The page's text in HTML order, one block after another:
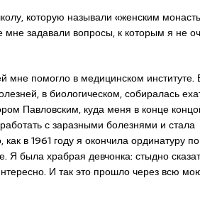
которую называли «женским
мне задавали вопросы, к которым я не
помогло в медицинском институте.
в биологическом, собиралась
Павловским, куда меня в конце
с заразными болезнями и стала
в 1961 году я окончила ординатуру
была храбрая девчонка: стыдно
И так это прошло через всю